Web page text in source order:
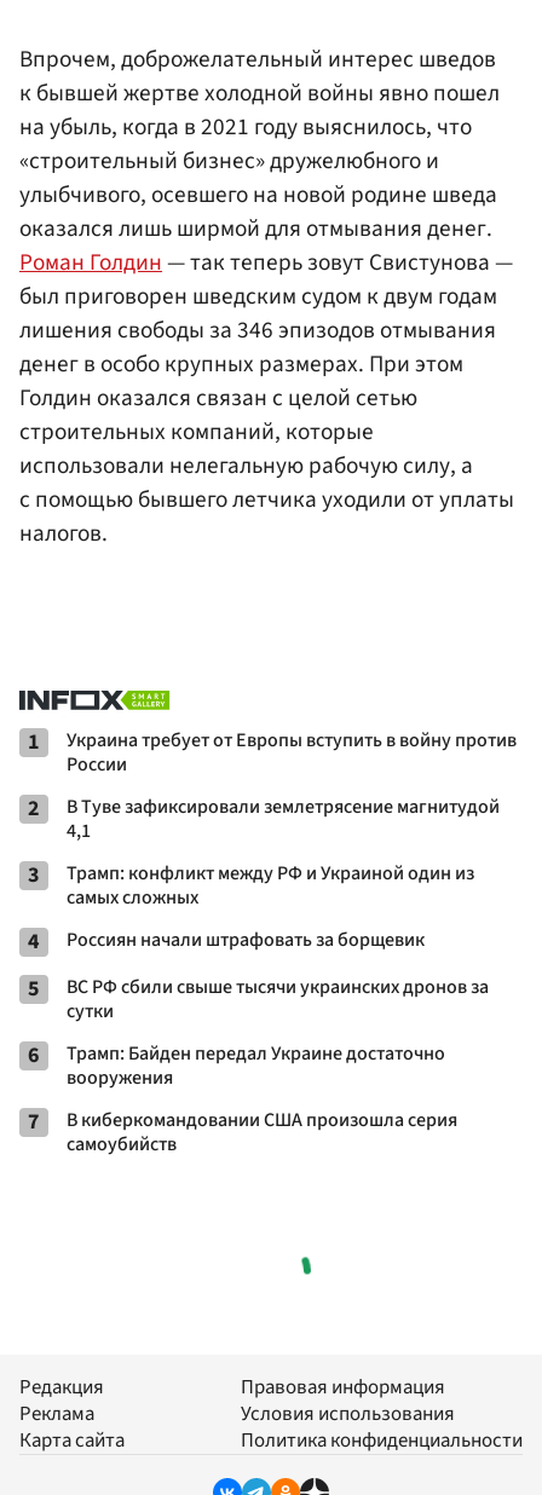
Впрочем, доброжелательный интерес шведов
к бывшей жертве холодной войны явно пошел
на убыль, когда в 2021 году выяснилось, что
«строительный бизнес» дружелюбного и
улыбчивого, осевшего на новой родине шведа
оказался лишь ширмой для отмывания денег.
Роман Голдин— так теперь зовут Свистунова —
был приговорен шведским судом к двум годам
лишения свободы за 346 эпизодов отмывания
денег в особо крупных размерах. При этом
Голдин оказался связан с целой сетью
строительных компаний, которые
использовали нелегальную рабочую силу, а
с помощью бывшего летчика уходили от уплаты
налогов.
1
Украина требует от Европы вступить в войну против
России
2
В Туве зафиксировали землетрясение магнитудой
4,1
3
Трамп: конфликт между РФ и Украиной один из
самых сложных
4 Россиян начали штрафовать за борщевик
5
ВС РФ сбили свыше тысячи украинских дронов за
сутки
6
Трамп: Байден передал Украине достаточно
вооружения
7
В киберкомандовании США произошла серия
самоубийств
Редакция
Реклама
Карта сайта
Правовая информация
Условия использования
Политика конфиденциальности